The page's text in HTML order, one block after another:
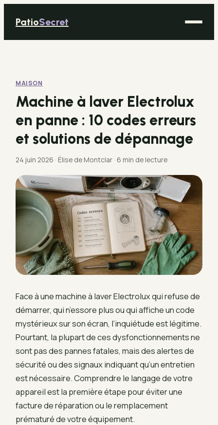
PatioSecret
Bricolage
Déco
Immobilier
Jardinage
MAISON
Machine à laver Electrolux
en panne : 10 codes erreurs
et solutions de dépannage
24 juin 2026 · Élise de Montclar · 6 min de lecture
Face à une machine à laver Electrolux qui refuse de
démarrer, qui n’essore plus ou qui affiche un code
mystérieux sur son écran, l’inquiétude est légitime.
Pourtant, la plupart de ces dysfonctionnements ne
sont pas des pannes fatales, mais des alertes de
sécurité ou des signaux indiquant qu’un entretien
est nécessaire. Comprendre le langage de votre
appareil est la première étape pour éviter une
facture de réparation ou le remplacement
prématuré de votre équipement.